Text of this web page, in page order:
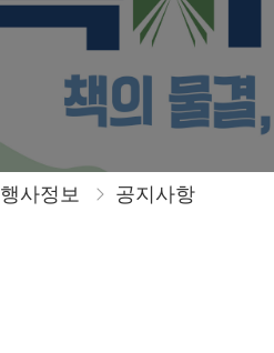
행사정보 공지사항